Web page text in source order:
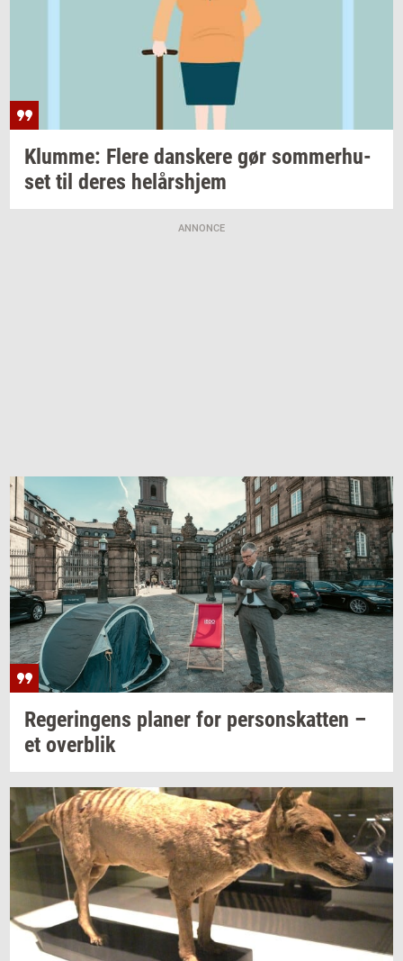
Klum­me: Flere dan­ske­re gør som­mer­hu­
set til deres helårs­hjem
ANNONCE
Re­ge­rin­gens pla­ner for per­sonskat­ten –
et over­blik